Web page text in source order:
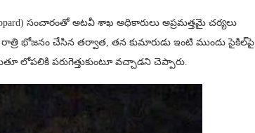
సంచారంతో అటవీ శాఖ‌ అధికారులు అప్రమత్తమై చ‌ర్య‌లు
భోజనం చేసిన తర్వాత, తన కుమారుడు ఇంటి ముందు సైకిల్‌పై
లోపలికి ప‌రుగెత్తుకుంటూ వ‌చ్చాడ‌ని చెప్పారు.